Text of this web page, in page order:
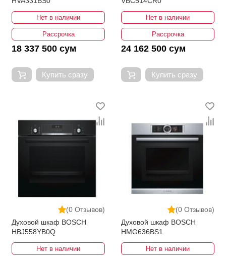
Нет в наличии
Рассрочка
18 337 500 сум
Купить сразу
Нет в наличии
Рассрочка
24 162 500 сум
Купить сразу
(0 Отзывов)
Духовой шкаф BOSCH
HBJ558YB0Q
Нет в наличии
(0 Отзывов)
Духовой шкаф BOSCH
HMG636BS1
Нет в наличии